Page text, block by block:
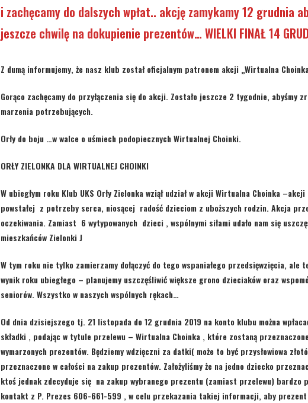
i zachęcamy do dalszych wpłat.. akcję zamykamy 12 grudnia
jeszcze chwilę na dokupienie prezentów… WIELKI FINAŁ 14
Z dumą informujemy, że nasz klub został oficjalnym patronem akcji „Wirtualna
Gorąco zachęcamy do przyłączenia się do akcji. Zostało jeszcze 2 tygodnie, abyśmy
marzenia potrzebujących.
Orły do boju …w walce o uśmiech podopiecznych Wirtualnej Choinki.
ORŁY ZIELONKA DLA WIRTUALNEJ CHOINKI
W ubiegłym roku Klub UKS Orły Zielonka wziął udział w akcji Wirtualna Choinka –akcji
powstałej z potrzeby serca, niosącej radość dzieciom z uboższych rodzin. Akcja
oczekiwania. Zamiast 6 wytypowanych dzieci , wspólnymi siłami udało nam się
mieszkańców Zielonki J
W tym roku nie tylko zamierzamy dołączyć do tego wspaniałego przedsięwzięcia, ale
wynik roku ubiegłego – planujemy uszczęśliwić większe grono dzieciaków oraz
seniorów. Wszystko w naszych wspólnych rękach…
Od dnia dzisiejszego tj. 21 listopada do 12 grudnia 2019 na konto klubu można
składki , podając w tytule przelewu – Wirtualna Choinka , które zostaną
wymarzonych prezentów. Będziemy wdzięczni za datki( może to być przysłowiowa
przeznaczone w całości na zakup prezentów. Założyliśmy że na jedno dziecko
ktoś jednak zdecyduje się na zakup wybranego prezentu (zamiast przelewu) bardzo
kontakt z P. Prezes 606-661-599 , w celu przekazania takiej informacji, aby prezent